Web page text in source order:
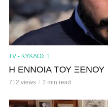
TV - ΚΥΚΛΟΣ 1
Η ΕΝΝΟΙΑ ΤΟΥ ΞΕΝΟΥ
712 views 2 min read